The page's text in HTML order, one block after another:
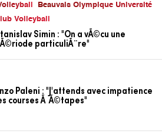
Beauvais Olympique Université
Volleyball
Simin : "On a vÃ©cu une
particuliÃ¨re"
Paleni : "J'attends avec impatience
courses Ã Ã©tapes"